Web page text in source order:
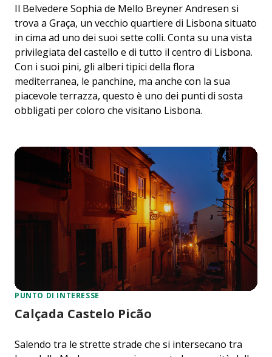
Il Belvedere Sophia de Mello Breyner Andresen si
trova a Graça, un vecchio quartiere di Lisbona situato
in cima ad uno dei suoi sette colli. Conta su una vista
privilegiata del castello e di tutto il centro di Lisbona.
Con i suoi pini, gli alberi tipici della flora
mediterranea, le panchine, ma anche con la sua
piacevole terrazza, questo è uno dei punti di sosta
obbligati per coloro che visitano Lisbona.
PUNTO DI INTERESSE
Calçada Castelo Picão
Salendo tra le strette strade che si intersecano tra